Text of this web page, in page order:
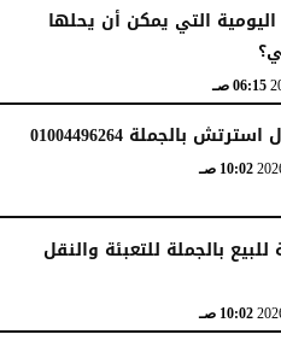
التي يمكن أن يحلها
06:15 صـ
بالجملة 01004496264
10:02 صـ
بالجملة للتعبئة والنقل
10:02 صـ